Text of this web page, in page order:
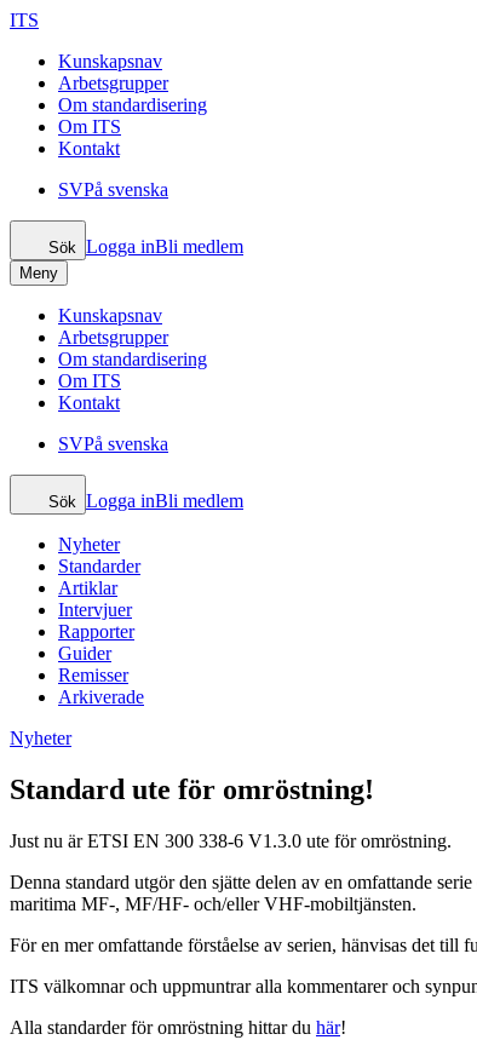
ITS
Kunskapsnav
Arbetsgrupper
Om standardisering
Om ITS
Kontakt
SVPå svenska
Sök Logga inBli medlem
Meny
Kunskapsnav
Arbetsgrupper
Om standardisering
Om ITS
Kontakt
SVPå svenska
Sök Logga inBli medlem
Nyheter
Standarder
Artiklar
Intervjuer
Rapporter
Guider
Remisser
Arkiverade
Nyheter
Standard ute för omröstning!
Just nu är ETSI EN 300 338-6 V1.3.0 ute för omröstning.
Denna standard utgör den sjätte delen av en omfattande
maritima MF-, MF/HF- och/eller VHF-mobiltjänsten.
För en mer omfattande förståelse av serien, hänvisas det
ITS välkomnar och uppmuntrar alla kommentarer och
Alla standarder för omröstning hittar du här!